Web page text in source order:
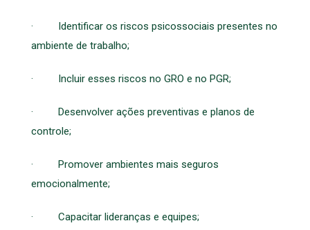
· Identificar os riscos psicossociais presentes no
ambiente de trabalho;
· Incluir esses riscos no GRO e no PGR;
· Desenvolver ações preventivas e planos de
controle;
· Promover ambientes mais seguros
emocionalmente;
· Capacitar lideranças e equipes;